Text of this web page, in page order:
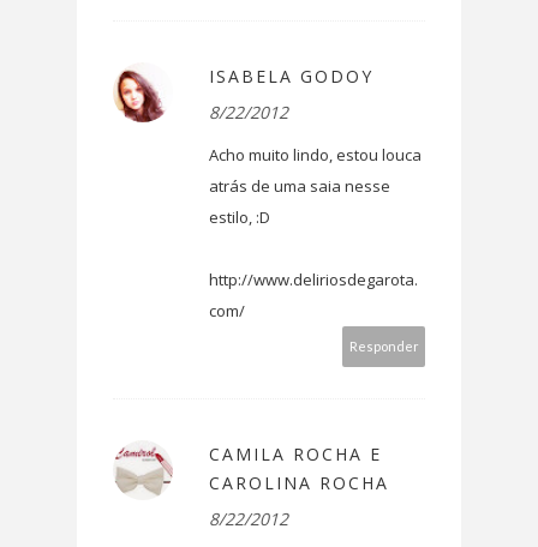
ISABELA GODOY
8/22/2012
Acho muito lindo, estou louca
atrás de uma saia nesse
estilo, :D
http://www.deliriosdegarota.
com/
Responder
CAMILA ROCHA E
CAROLINA ROCHA
8/22/2012